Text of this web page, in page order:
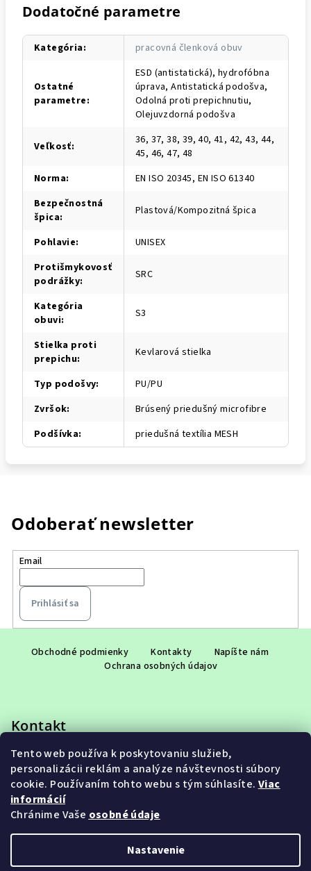
Tento web používa k poskytovaniu služieb,
personalizácii reklám a analýze návštevnosti súbory
cookie. Používaním tohto webu s tým súhlasíte. Viac
informácií
Chránime Vaše osobné údaje
Nastavenie
Dodatočné parametre
Kategória: pracovná členková obuv
Ostatné
parametre:
ESD (antistatická), hydrofóbna
úprava, Antistatická podošva,
Odolná proti prepichnutiu,
Olejuvzdorná podošva
Veľkosť:
36, 37, 38, 39, 40, 41, 42, 43, 44,
45, 46, 47, 48
Norma:
EN ISO 20345, EN ISO 61340
Bezpečnostná
špica: Plastová/Kompozitná špica
Pohlavie:
UNISEX
Protišmykovosť
podrážky: SRC
Kategória
obuvi: S3
Stielka proti
prepichu: Kevlarová stielka
Typ podošvy:
PU/PU
Zvršok:
Brúsený priedušný microfibre
Podšívka: priedušná textília MESH
Odoberať newsletter
Email
Prihlásiť sa
i
Obchodné podmienky Kontakty
Napíšte nám
Ochrana osobných údajov
Kontakt
eshop@adet.sk
+421 948 953 910